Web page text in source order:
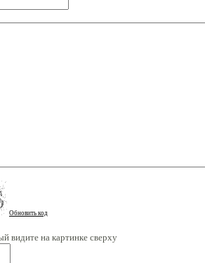
Обновить код
видите на картинке сверху